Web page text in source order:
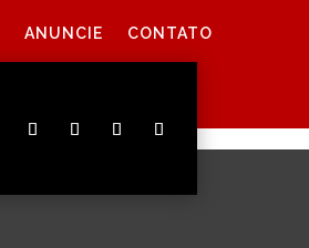
ANUNCIE CONTATO